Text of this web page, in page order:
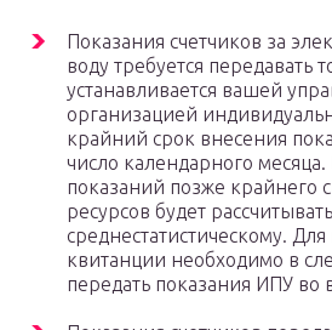
Показания счетчиков за
воду требуется передавать
устанавливается вашей
организацией
крайний срок внесения
число календарного месяца.
показаний позже крайнего
ресурсов будет
среднестатистическому. Для
квитанции необходимо в
передать показания ИПУ во